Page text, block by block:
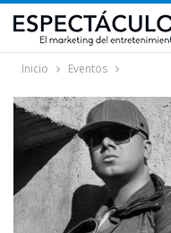
Inicio Eventos